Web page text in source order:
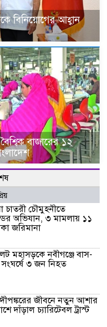
বিনিয়োগের আহ্বান
বাজারের ১২
চাতরী চৌমুহনীতে
অভিযান, ৩ মামলায় ১১
জরিমানা
মহাসড়কে নবীগঞ্জে বাস-
৩ জন নিহত
দীপঙ্করের জীবনে নতুন আশার
দাঁড়াল চ্যারিটেবল ট্রাস্ট